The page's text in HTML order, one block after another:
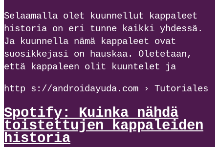
Selaamalla olet kuunnellut kappaleet
historia on eri tunne kaikki yhdessä.
Ja kuunnella nämä kappaleet ovat
suosikkejasi on hauskaa. Oletetaan,
että kappaleen olit kuuntelet ja
http s://androidayuda.com › Tutoriales
Spotify: Kuinka nähdä
toistettujen kappaleiden
historia